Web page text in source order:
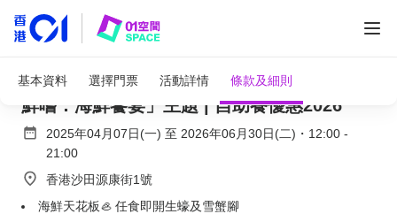
基本資料 選擇門票 活動詳情 條款及細則
沙田帝逸酒店自助餐優惠 限時82折 | 「堂弄
鮮嚐．海鮮饗宴」主題 | 自助餐優惠2026
2025年04月07日(一) 至 2026年06月30日(二) ・ 12:00 -
21:00
香港沙田源康街1號
海鮮天花板🦪 任食即開生蠔及雪蟹腳